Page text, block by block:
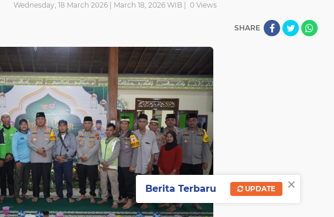
Wednesday, 18 March 2026 | March 18, 2026 WIB | 0Views
SHARE
×
Berita Terbaru UPDATE